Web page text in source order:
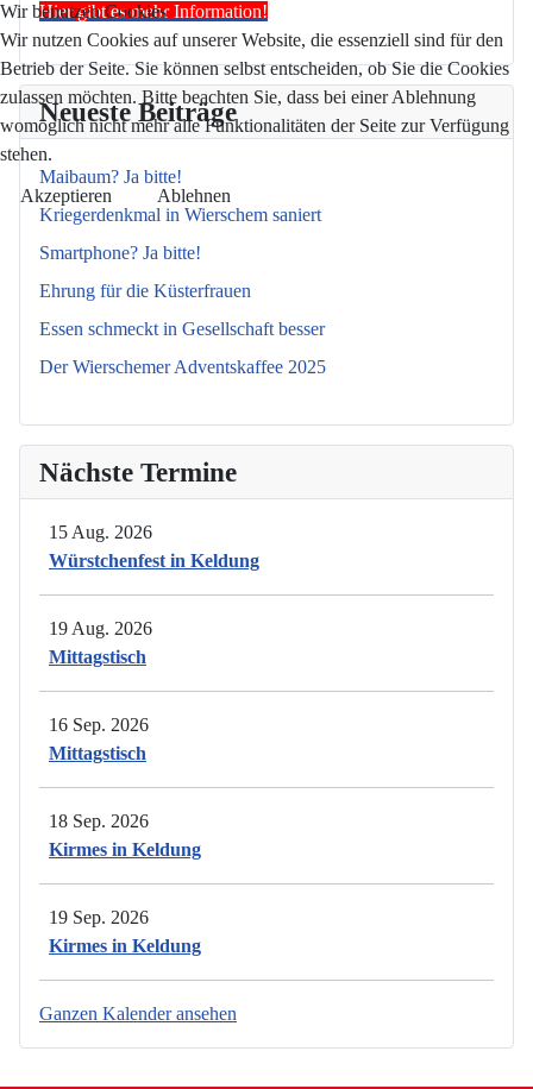
Hier gibt es mehr Information!
Neueste Beiträge
Maibaum? Ja bitte!
Kriegerdenkmal in Wierschem saniert
Smartphone? Ja bitte!
Ehrung für die Küsterfrauen
Essen schmeckt in Gesellschaft besser
Der Wierschemer Adventskaffee 2025
Nächste Termine
15 Aug. 2026
Würstchenfest in Keldung
19 Aug. 2026
Mittagstisch
16 Sep. 2026
Mittagstisch
18 Sep. 2026
Kirmes in Keldung
19 Sep. 2026
Kirmes in Keldung
Ganzen Kalender ansehen
Wir benutzen Cookies
Wir nutzen Cookies auf unserer Website, die essenziell sind für den
Betrieb der Seite. Sie können selbst entscheiden, ob Sie die Cookies
zulassen möchten. Bitte beachten Sie, dass bei einer Ablehnung
womöglich nicht mehr alle Funktionalitäten der Seite zur Verfügung
stehen.
Akzeptieren Ablehnen